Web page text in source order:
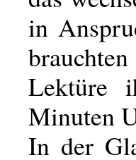
in
Lektüre
Minuten
In der